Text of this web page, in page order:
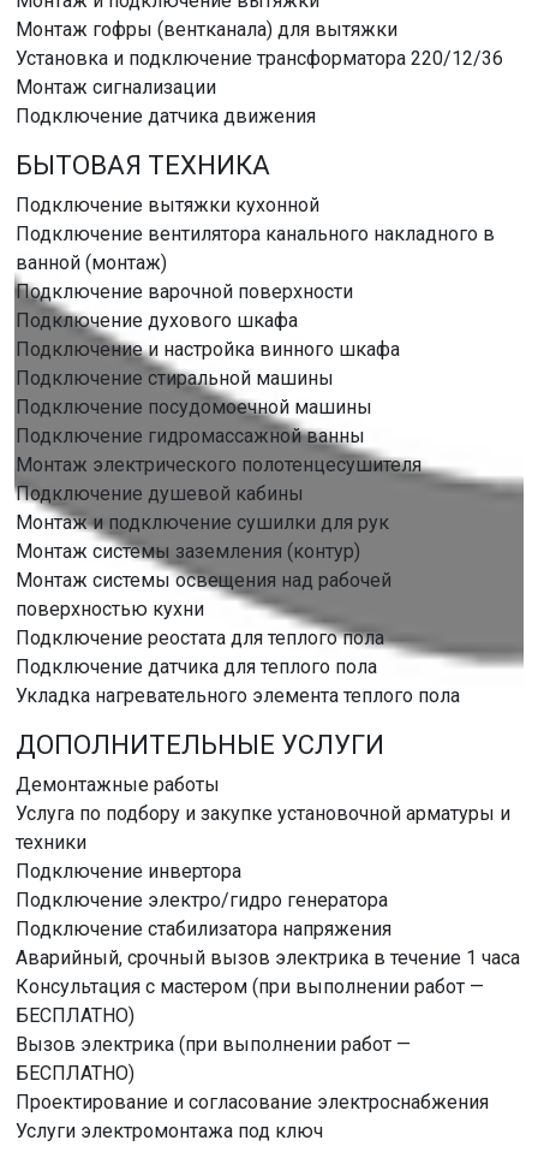
Монтаж гофры (вентканала) для вытяжки
Установка и подключение трансформатора 220/12/36
Монтаж сигнализации
Подключение датчика движения
БЫТОВАЯ ТЕХНИКА
Подключение вытяжки кухонной
Подключение вентилятора канального накладного в
ванной (монтаж)
Подключение варочной поверхности
Подключение духового шкафа
Подключение и настройка винного шкафа
Подключение стиральной машины
Подключение посудомоечной машины
Подключение гидромассажной ванны
Монтаж электрического полотенцесушителя
Подключение душевой кабины
Монтаж и подключение сушилки для рук
Монтаж системы заземления (контур)
Монтаж системы освещения над рабочей
поверхностью кухни
Подключение реостата для теплого пола
Подключение датчика для теплого пола
Укладка нагревательного элемента теплого пола
ДОПОЛНИТЕЛЬНЫЕ УСЛУГИ
Демонтажные работы
Услуга по подбору и закупке установочной арматуры и
техники
Подключение инвертора
Подключение электро/гидро генератора
Подключение стабилизатора напряжения
Аварийный, срочный вызов электрика в течение 1 часа
Консультация с мастером (при выполнении работ —
БЕСПЛАТНО)
Вызов электрика (при выполнении работ —
БЕСПЛАТНО)
Проектирование и согласование электроснабжения
Услуги электромонтажа под ключ